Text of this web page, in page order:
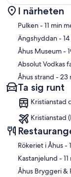
I närheten
Pulken- 11 min
Ängshyddan-
Åhus Museum-
Absolut Vodkas
Åhus strand - 23
Ta sig runt
Kristianstad
Kristianstad